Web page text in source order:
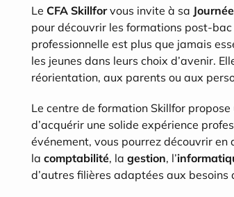
Le CFA Skillfor vous invite à sa
pour découvrir les formations post-
professionnelle est plus que jamais
les jeunes dans leurs choix d’avenir.
réorientation, aux parents ou aux
Le centre de formation Skillfor
d’acquérir une solide expérience
événement, vous pourrez découvrir
la comptabilité, la gestion, l’
d’autres filières adaptées aux